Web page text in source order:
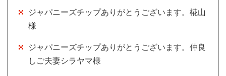
ジャパニーズチップありがとうございます。椛山
様
ジャパニーズチップありがとうございます。仲良
しご夫妻シラヤマ様